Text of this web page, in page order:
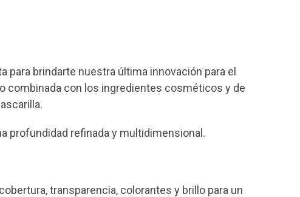
brindarte nuestra última innovación para el
combinada con los ingredientes cosméticos y de
profundidad refinada y multidimensional.
transparencia, colorantes y brillo para un